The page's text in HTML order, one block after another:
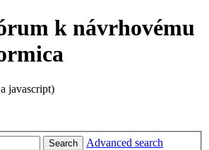
k návrhovému
javascript)
Search Advanced search